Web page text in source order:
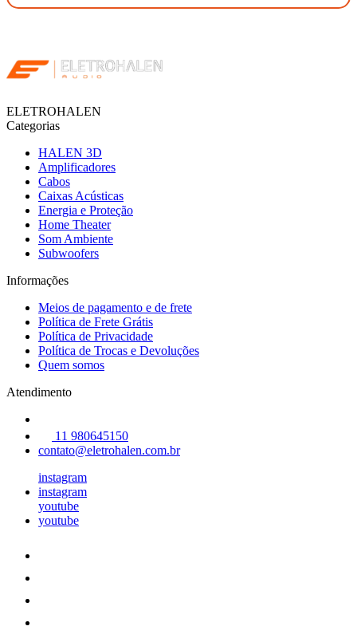
ELETROHALEN
Categorias
HALEN 3D
Amplificadores
Cabos
Caixas Acústicas
Energia e Proteção
Home Theater
Som Ambiente
Subwoofers
Informações
Meios de pagamento e de frete
Política de Frete Grátis
Política de Privacidade
Política de Trocas e Devoluções
Quem somos
Atendimento
11 980645150
contato@eletrohalen.com.br
instagram
instagram
youtube
youtube